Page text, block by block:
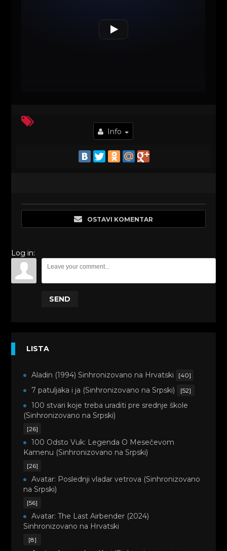
Info
OSTAVI KOMENTAR
Log in:
SEND
LISTA
Aladin (1994) Sinhronizovano na Hrvatski [40]
7 patuljaka i ja (Sinhronizovano na Srpski) [52]
100 stvari koje treba uraditi pre srednje škole
(Sinhronizovano na Srpski)
[26]
100 Odsto Vuk: Legenda O Mesečevom
Kamenu (Sinhronizovano na Srpski)
[26]
Avatar: Poslednji vladar vetrova (Sinhronizovano
na Srpski)
[56]
Avatar: The Last Airbender (2024)
Sinhronizovano na Hrvatski
[8]